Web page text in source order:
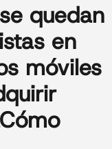
quedan
en
móviles